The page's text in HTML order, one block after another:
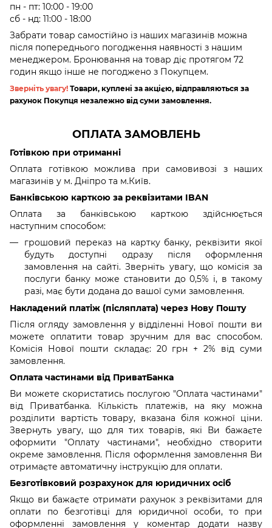
пн - пт: 10:00 - 19:00
сб - нд: 11:00 - 18:00
Забрати товар самостійно із наших магазинів можна
після попереднього погодження наявності з нашим
менеджером. Бронювання на товар діє протягом 72
годин якщо інше не погоджено з Покупцем.
Зверніть увагу! Товари, куплені за акцією, відправляються за
рахунок Покупця незалежно від суми замовлення.
ОПЛАТА ЗАМОВЛЕНЬ
Готівкою при отриманні
Оплата готівкою можлива при самовивозі з наших
магазинів у м. Дніпро та м.Київ.
Банківською карткою за реквізитами IBAN
Оплата за банківською карткою здійснюється
наступним способом:
грошовий переказ на картку банку, реквізити якої
будуть доступні одразу після оформлення
замовлення на сайті. Зверніть увагу, що комісія за
послуги банку може становити до 0,5% і, в такому
разі, має бути додана до вашої суми замовлення.
Накладений платіж (післяплата) через Нову Пошту
Після огляду замовлення у відділенні Нової пошти ви
можете оплатити товар зручним для вас способом.
Комісія Нової пошти складає: 20 грн + 2% від суми
замовлення.
Оплата частинами від ПриватБанка
Ви можете скористатись послугою "Оплата частинами"
від Приватбанка. Кількість платежів, на яку можна
розділити вартість товару, вказана біля кожної ціни.
Звернуть увагу, що для тих товарів, які Ви бажаєте
оформити "Оплату частинами", необхідно створити
окреме замовлення. Після оформлення замовлення Ви
отримаєте автоматичну інструкцію для оплати.
Безготівковий розрахунок для юридичних осіб
Якщо ви бажаєте отримати рахунок з реквізитами для
оплати по безготівці для юридичної особи, то при
оформленні замовлення у коментар додати назву